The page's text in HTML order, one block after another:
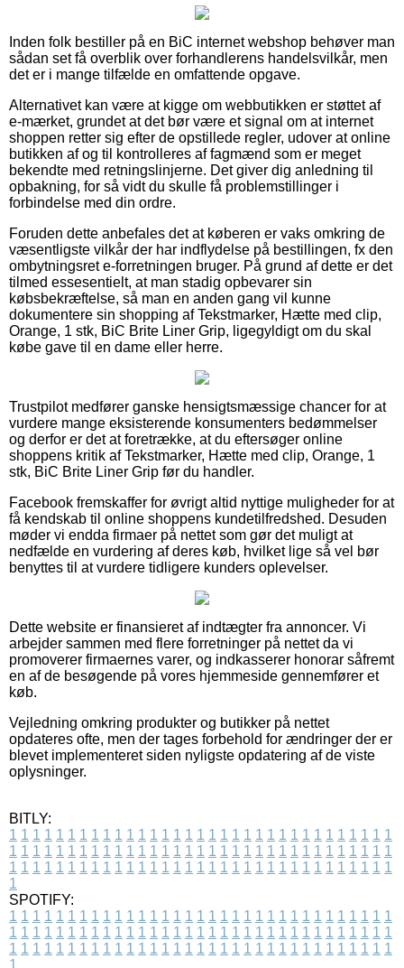
Inden folk bestiller på en BiC internet webshop behøver man
sådan set få overblik over forhandlerens handelsvilkår, men
det er i mange tilfælde en omfattende opgave.
Alternativet kan være at kigge om webbutikken er støttet af
e-mærket, grundet at det bør være et signal om at internet
shoppen retter sig efter de opstillede regler, udover at online
butikken af og til kontrolleres af fagmænd som er meget
bekendte med retningslinjerne. Det giver dig anledning til
opbakning, for så vidt du skulle få problemstillinger i
forbindelse med din ordre.
Foruden dette anbefales det at køberen er vaks omkring de
væsentligste vilkår der har indflydelse på bestillingen, fx den
ombytningsret e-forretningen bruger. På grund af dette er det
tilmed essesentielt, at man stadig opbevarer sin
købsbekræftelse, så man en anden gang vil kunne
dokumentere sin shopping af Tekstmarker, Hætte med clip,
Orange, 1 stk, BiC Brite Liner Grip, ligegyldigt om du skal
købe gave til en dame eller herre.
Trustpilot medfører ganske hensigtsmæssige chancer for at
vurdere mange eksisterende konsumenters bedømmelser
og derfor er det at foretrække, at du eftersøger online
shoppens kritik af Tekstmarker, Hætte med clip, Orange, 1
stk, BiC Brite Liner Grip før du handler.
Facebook fremskaffer for øvrigt altid nyttige muligheder for at
få kendskab til online shoppens kundetilfredshed. Desuden
møder vi endda firmaer på nettet som gør det muligt at
nedfælde en vurdering af deres køb, hvilket lige så vel bør
benyttes til at vurdere tidligere kunders oplevelser.
Dette website er finansieret af indtægter fra annoncer. Vi
arbejder sammen med flere forretninger på nettet da vi
promoverer firmaernes varer, og indkasserer honorar såfremt
en af de besøgende på vores hjemmeside gennemfører et
køb.
Vejledning omkring produkter og butikker på nettet
opdateres ofte, men der tages forbehold for ændringer der er
blevet implementeret siden nyligste opdatering af de viste
oplysninger.
BITLY:
1 1 1 1 1 1 1 1 1 1 1 1 1 1 1 1 1 1 1 1 1 1 1 1 1 1 1 1 1 1 1 1 1
1 1 1 1 1 1 1 1 1 1 1 1 1 1 1 1 1 1 1 1 1 1 1 1 1 1 1 1 1 1 1 1 1
1 1 1 1 1 1 1 1 1 1 1 1 1 1 1 1 1 1 1 1 1 1 1 1 1 1 1 1 1 1 1 1 1
1
SPOTIFY:
1 1 1 1 1 1 1 1 1 1 1 1 1 1 1 1 1 1 1 1 1 1 1 1 1 1 1 1 1 1 1 1 1
1 1 1 1 1 1 1 1 1 1 1 1 1 1 1 1 1 1 1 1 1 1 1 1 1 1 1 1 1 1 1 1 1
1 1 1 1 1 1 1 1 1 1 1 1 1 1 1 1 1 1 1 1 1 1 1 1 1 1 1 1 1 1 1 1 1
1